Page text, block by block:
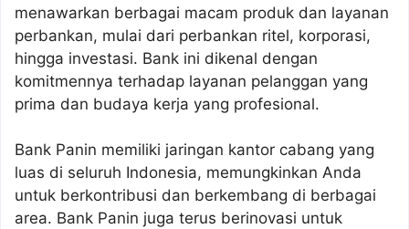
menawarkan berbagai macam produk dan layanan
perbankan, mulai dari perbankan ritel, korporasi,
hingga investasi. Bank ini dikenal dengan
komitmennya terhadap layanan pelanggan yang
prima dan budaya kerja yang profesional.
Bank Panin memiliki jaringan kantor cabang yang
luas di seluruh Indonesia, memungkinkan Anda
untuk berkontribusi dan berkembang di berbagai
area. Bank Panin juga terus berinovasi untuk